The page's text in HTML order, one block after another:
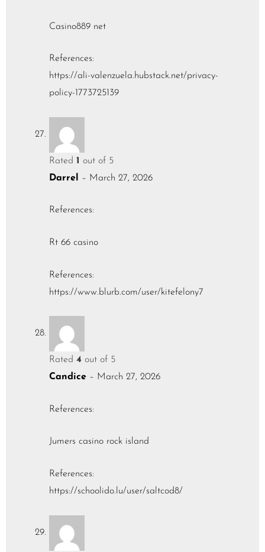
Casino889 net
References:
https://ali-valenzuela.hubstack.net/privacy-
policy-1773725139
Rated 1 out of 5
Darrel – March 27, 2026
References:
Rt 66 casino
References:
https://www.blurb.com/user/kitefelony7
Rated 4 out of 5
Candice – March 27, 2026
References:
Jumers casino rock island
References:
https://schoolido.lu/user/saltcod8/